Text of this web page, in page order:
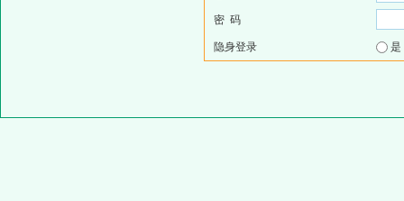
密 码
隐身登录